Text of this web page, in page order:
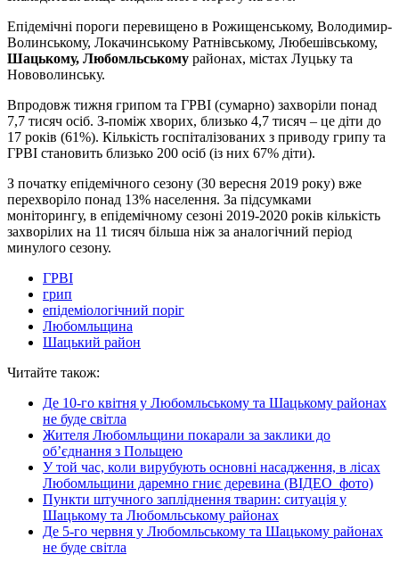
Епідемічні пороги перевищено в Рожищенському, Володимир-
Волинському, Локачинському Ратнівському, Любешівському,
Шацькому, Любомльському районах, містах Луцьку та
Нововолинську.
Впродовж тижня грипом та ГРВІ (сумарно) захворіли понад
7,7 тисяч осіб. З-поміж хворих, близько 4,7 тисяч – це діти до
17 років (61%). Кількість госпіталізованих з приводу грипу та
ГРВІ становить близько 200 осіб (із них 67% діти).
З початку епідемічного сезону (30 вересня 2019 року) вже
перехворіло понад 13% населення. За підсумками
моніторингу, в епідемічному сезоні 2019-2020 років кількість
захворілих на 11 тисяч більша ніж за аналогічний період
минулого сезону.
ГРВІ
грип
епідеміологічний поріг
Любомльщина
Шацький район
Читайте також:
Де 10-го квітня у Любомльському та Шацькому районах
не буде світла
Жителя Любомльщини покарали за заклики до
об’єднання з Польщею
У той час, коли вирубують основні насадження, в лісах
Любомльщини даремно гниє деревина (ВІДЕО_фото)
Пункти штучного запліднення тварин: ситуація у
Шацькому та Любомльському районах
Де 5-го червня у Любомльському та Шацькому районах
не буде світла